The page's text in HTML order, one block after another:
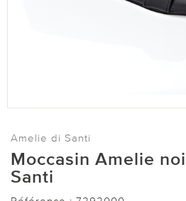
Amelie di Santi
Moccasin Amelie
Santi